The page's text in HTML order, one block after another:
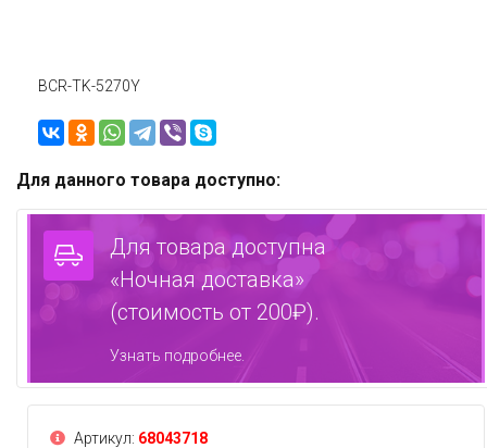
BCR-TK-5270Y
Для данного товара доступно:
Для товара доступна
«Ночная доставка»
(стоимость от 200₽).
Узнать подробнее.
Артикул: 68043718